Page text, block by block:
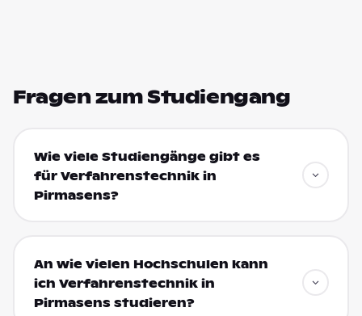
Fragen zum Studiengang
Wie viele Studiengänge gibt es
für Verfahrenstechnik in
Pirmasens?
An wie vielen Hochschulen kann
ich Verfahrenstechnik in
Pirmasens studieren?